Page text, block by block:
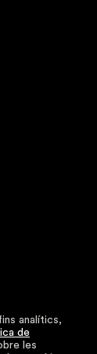
analítics,
de
les